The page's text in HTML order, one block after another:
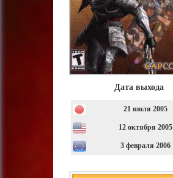
Дата выхода
21 июля 2005
12 октября 2005
3 февраля 2006